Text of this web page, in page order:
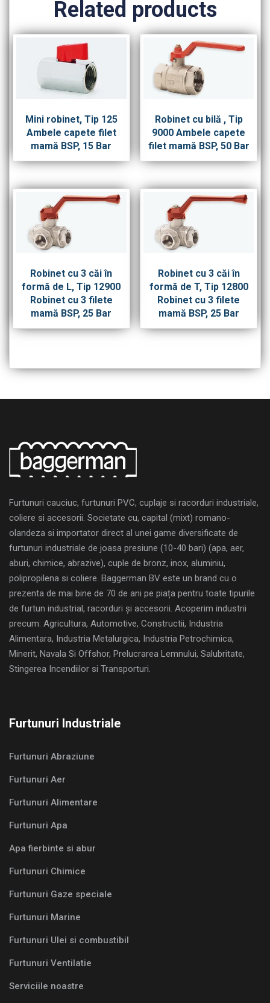
Related products
Mini robinet, Tip 125
Ambele capete filet
mamă BSP, 15 Bar
Robinet cu bilă , Tip
9000 Ambele capete
filet mamă BSP, 50 Bar
Robinet cu 3 căi în
formă de L, Tip 12900
Robinet cu 3 filete
mamă BSP, 25 Bar
Robinet cu 3 căi în
formă de T, Tip 12800
Robinet cu 3 filete
mamă BSP, 25 Bar
Furtunuri cauciuc, furtunuri PVC, cuplaje si racorduri industriale,
coliere si accesorii. Societate cu, capital (mixt) romano-
olandeza si importator direct al unei game diversificate de
furtunuri industriale de joasa presiune (10-40 bari) (apa, aer,
aburi, chimice, abrazive), cuple de bronz, inox, aluminiu,
polipropilena si coliere. Baggerman BV este un brand cu o
prezenta de mai bine de 70 de ani pe piața pentru toate tipurile
de furtun industrial, racorduri și accesorii. Acoperim industrii
precum: Agricultura, Automotive, Constructii, Industria
Alimentara, Industria Metalurgica, Industria Petrochimica,
Minerit, Navala Si Offshor, Prelucrarea Lemnului, Salubritate,
Stingerea Incendiilor si Transporturi.
Furtunuri Industriale
Furtunuri Abraziune
Furtunuri Aer
Furtunuri Alimentare
Furtunuri Apa
Apa fierbinte si abur
Furtunuri Chimice
Furtunuri Gaze speciale
Furtunuri Marine
Furtunuri Ulei si combustibil
Furtunuri Ventilatie
Serviciile noastre